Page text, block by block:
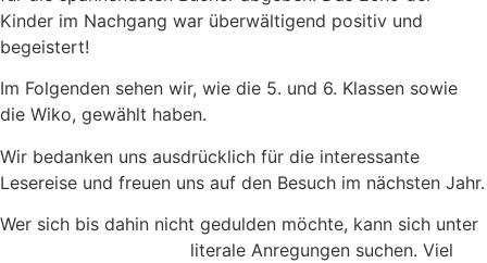
Kinder im Nachgang war überwältigend positiv und
begeistert!
Im Folgenden sehen wir, wie die 5. und 6. Klassen sowie
die Wiko, gewählt haben.
Wir bedanken uns ausdrücklich für die interessante
Lesereise und freuen uns auf den Besuch im nächsten Jahr.
Wer sich bis dahin nicht gedulden möchte, kann sich unter
literale Anregungen suchen. Viel